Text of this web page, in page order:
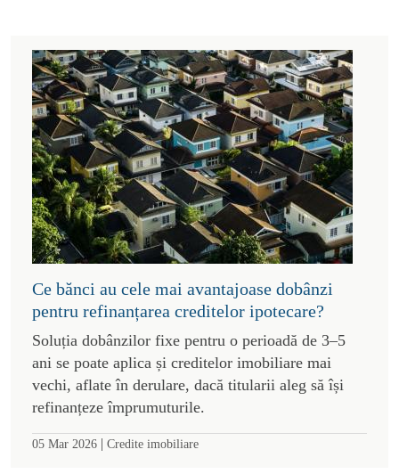
Ce bănci au cele mai avantajoase dobânzi
pentru refinanțarea creditelor ipotecare?
Soluția dobânzilor fixe pentru o perioadă de 3–5
ani se poate aplica și creditelor imobiliare mai
vechi, aflate în derulare, dacă titularii aleg să își
refinanțeze împrumuturile.
05 Mar 2026 | Credite imobiliare